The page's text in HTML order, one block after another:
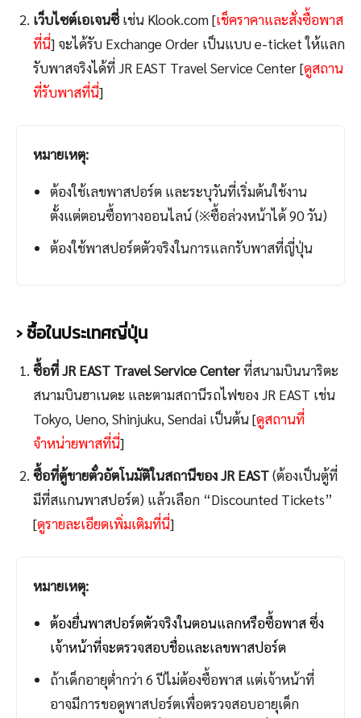
เว็บไซต์เอเจนซี่เช่น Klook.com [เช็คราคาและสั่งซื้อพาส
ที่นี่] จะได้รับ Exchange Order เป็นแบบ e-ticket ให้แลก
รับพาสจริงได้ที่ JR EAST Travel Service Center [ดูสถาน
ที่รับพาสที่นี่]
หมายเหตุ:
ต้องใช้เลขพาสปอร์ต และระบุวันที่เริ่มต้นใช้งาน
ตั้งแต่ตอนซื้อทางออนไลน์ (※ซื้อล่วงหน้าได้ 90 วัน)
ต้องใช้พาสปอร์ตตัวจริงในการแลกรับพาสที่ญี่ปุ่น
› ซื้อในประเทศญี่ปุ่น
ซื้อที่ JR EAST Travel Service Centerที่สนามบินนาริตะ
สนามบินฮาเนดะ และตามสถานีรถไฟของ JR EAST เช่น
Tokyo, Ueno, Shinjuku, Sendai เป็นต้น [ดูสถานที่
จำหน่ายพาสที่นี่]
ซื้อที่ตู้ขายตั๋วอัตโนมัติในสถานีของ JR EAST(ต้องเป็นตู้ที่
มีที่สแกนพาสปอร์ต) แล้วเลือก “Discounted Tickets”
[ดูรายละเอียดเพิ่มเติมที่นี่]
หมายเหตุ:
ต้องยื่นพาสปอร์ตตัวจริงในตอนแลกหรือซื้อพาส ซึ่ง
เจ้าหน้าที่จะตรวจสอบชื่อและเลขพาสปอร์ต
ถ้าเด็กอายุต่ำกว่า 6 ปีไม่ต้องซื้อพาส แต่เจ้าหน้าที่
อาจมีการขอดูพาสปอร์ตเพื่อตรวจสอบอายุเด็ก